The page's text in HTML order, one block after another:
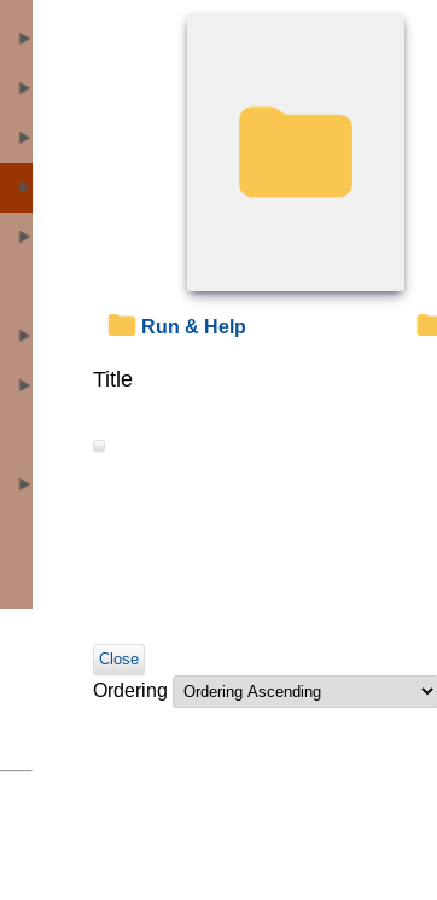
Run & Help
Title
Close
Ordering